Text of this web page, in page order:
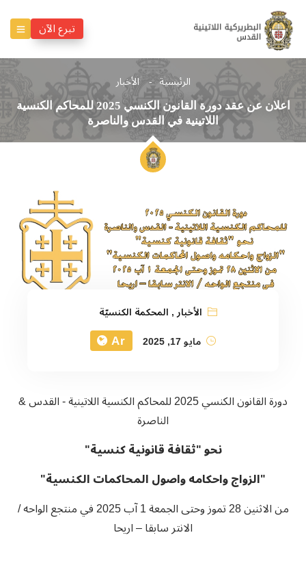
تبرع الآن
الرئيسية الأخبار
اعلان عن عقد دورة القانون الكنسي 2025 للمحاكم الكنسية
اللاتينية في القدس والناصرة
الأخبار, المحكمة الكنسيّة
مايو 17, 2025
Ar
دورة القانون الكنسي 2025 للمحاكم الكنسية اللاتينية - القدس &
الناصرة
نحو "ثقافة قانونية كنسية"
"الزواج واحكامه واصول المحاكمات الكنسية"
من الاثنين 28 تموز وحتى الجمعة 1 آب 2025 في منتجع الواحه /
الانتر سابقا – اريحا